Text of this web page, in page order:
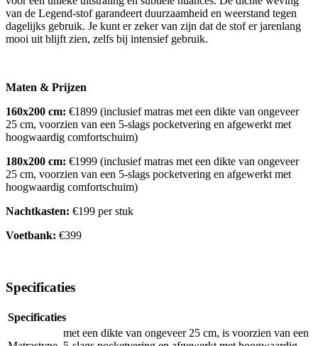
van de Legend-stof garandeert duurzaamheid en weerstand tegen
dagelijks gebruik. Je kunt er zeker van zijn dat de stof er jarenlang
mooi uit blijft zien, zelfs bij intensief gebruik.
Maten & Prijzen
160x200 cm: €1899 (inclusief matras met een dikte van ongeveer
25 cm, voorzien van een 5-slags pocketvering en afgewerkt met
hoogwaardig comfortschuim)
180x200 cm: €1999 (inclusief matras met een dikte van ongeveer
25 cm, voorzien van een 5-slags pocketvering en afgewerkt met
hoogwaardig comfortschuim)
Nachtkasten: €199 per stuk
Voetbank: €399
Specificaties
Specificaties
met een dikte van ongeveer 25 cm, is voorzien van een